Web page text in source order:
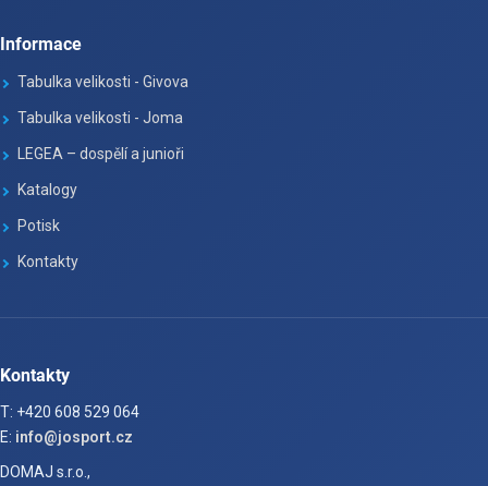
Informace
Tabulka velikosti - Givova
Tabulka velikosti - Joma
LEGEA – dospělí a junioři
Katalogy
Potisk
Kontakty
Kontakty
T: +420 608 529 064
E: info@josport.cz
DOMAJ s.r.o.,